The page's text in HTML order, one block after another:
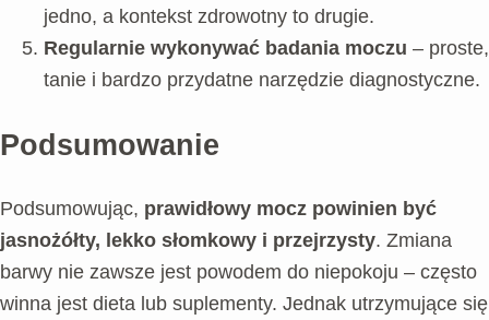
jedno, a kontekst zdrowotny to drugie.
Regularnie wykonywać badania moczu – proste,
tanie i bardzo przydatne narzędzie diagnostyczne.
Podsumowanie
Podsumowując, prawidłowy mocz powinien być
jasnożółty, lekko słomkowy i przejrzysty. Zmiana
barwy nie zawsze jest powodem do niepokoju – często
winna jest dieta lub suplementy. Jednak utrzymujące się